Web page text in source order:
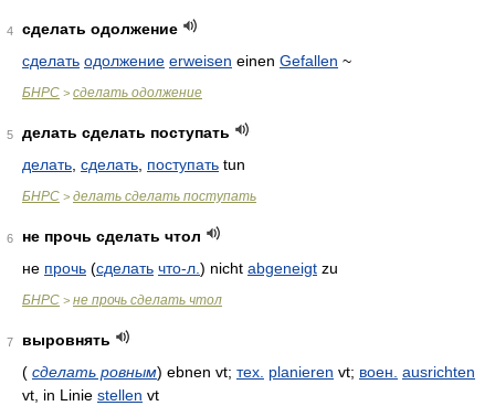
4
сделать одолжение
сделать одолжение erweisen einen Gefallen ~
БНРС > сделать одолжение
5
делать сделать поступать
делать сделать поступать tun
БНРС > делать сделать поступать
6
не прочь сделать чтол
не прочь (сделать что-л. ) nicht abgeneigt zu
БНРС > не прочь сделать чтол
7
выровнять
( сделать ровным) ebnen vt; тех. planieren vt; воен. ausrichten
vt, in Linie stellen vt